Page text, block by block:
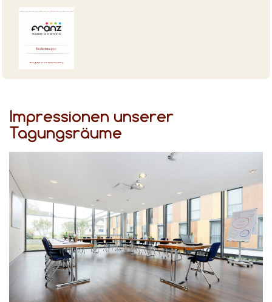
Impressionen unserer
Tagungsräume